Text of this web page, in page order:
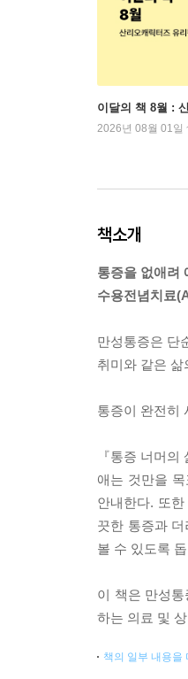
이달의 책 8월 :
2026년 08월 01일
책소개
통증을 없애려
수용전념치료
만성통증은 단
취미와 같은
통증이 완전히
『통증 너머
애는 것만을
안내한다. 또
끗한 통증과 더
볼 수 있도록
이 책은 만성
하는 의료 및
책의 일부 내용을